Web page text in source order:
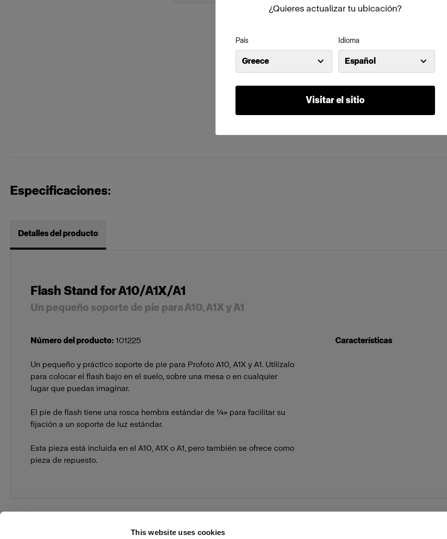
This website uses cookies
¿Quieres actualizar tu ubicación?
País
Greece
Idioma
Español
Visitar el sitio
Especificaciones:
Detalles del producto
Flash Stand for A10/A1X/A1
Un pequeño soporte de pie para A10, A1X y A1
Número del producto: 101225
Un pequeño y práctico soporte de pie para Profoto A10, A1X y A1. Utilízalo
para colocar el flash bajo en el suelo, sobre una mesa o en cualquier
lugar que puedas imaginar.
El pie de flash tiene una rosca hembra estándar de ¼» para facilitar su
fijación a un soporte de luz estándar.
Esta pieza está incluida en el A10, A1X o A1, pero también se ofrece como
pieza de repuesto.
Características